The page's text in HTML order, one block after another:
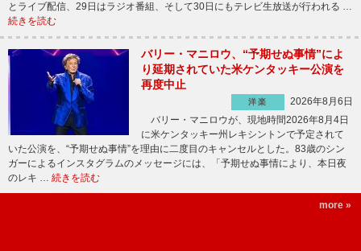
とライブ配信、29日はラジオ番組、そして30日にもテレビ生放送が行われる …
続きを読む
バリー・マニロウ、“予期せぬ事情”によ
り延期されていた米ケンタッキー公演を
再度中止
洋楽
2026年8月6日
バリー・マニロウが、現地時間2026年8月4日
に米ケンタッキー州レキシントンで予定されて
いた公演を、“予期せぬ事情”を理由に二度目のキャンセルとした。83歳のシン
ガーによるインスタグラムのメッセージには、「予期せぬ事情により、本日夜
のレキ … 続きを読む
more »